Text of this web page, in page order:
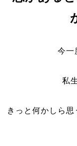
今一
私
きっと何かしら